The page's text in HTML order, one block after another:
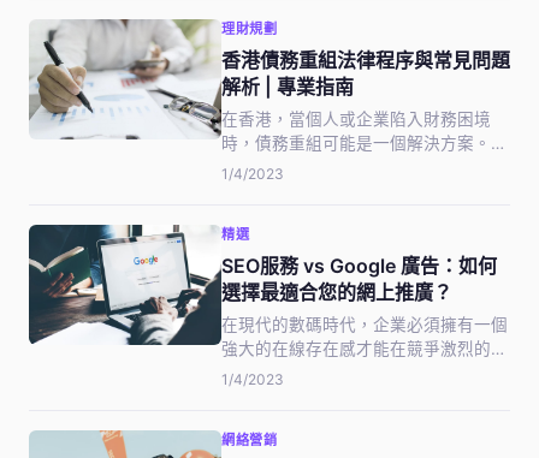
以增加品牌的知名度和聲譽。但是，怎
樣才能做到優秀的品牌營銷？這也是今
天我…
理財規劃
香港債務重組法律程序與常見問題
解析 | 專業指南
在香港，當個人或企業陷入財務困境
時，債務重組可能是一個解決方案。債
務重組是指債務人與債權人達成協議，
的債務重組程序及其適用範圍。
1/4/2023
精選
SEO服務 vs Google 廣告：如何
選擇最適合您的網上推廣？
在現代的數碼時代，企業必須擁有一個
強大的在線存在感才能在競爭激烈的市
場中脫穎而出。然而，您應該投入更多
呢？本篇文章將探討這兩種方法的優點
1/4/2023
網絡營銷